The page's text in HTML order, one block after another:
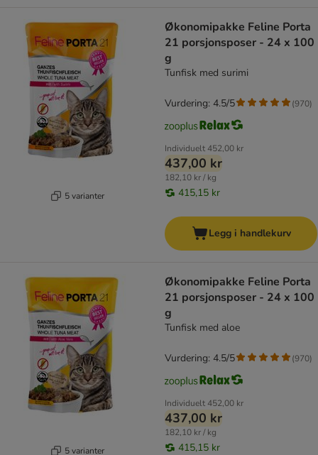
5 varianter
Økonomipakke Feline Porta
21 porsjonsposer - 24 x 100
g
Tunfisk med surimi
Individuelt452,00 kr
437,00 kr
182,10 kr / kg
415,15 kr
Vurdering: 4.5/5 (970)
Legg i handlekurv
5 varianter
Økonomipakke Feline Porta
21 porsjonsposer - 24 x 100
g
Tunfisk med aloe
Individuelt452,00 kr
437,00 kr
182,10 kr / kg
415,15 kr
Vurdering: 4.5/5 (970)